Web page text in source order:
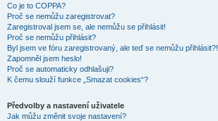
Co je to COPPA?
Proč se nemůžu zaregistrovat?
Zaregistroval jsem se, ale nemůžu se přihlásit!
Proč se nemůžu přihlásit?
Byl jsem ve fóru zaregistrovaný, ale teď se nemůžu přihlásit?!
Zapomněl jsem heslo!
Proč se automaticky odhlašuji?
K čemu slouží funkce „Smazat cookies“?
Předvolby a nastavení uživatele
Jak můžu změnit svoje nastavení?